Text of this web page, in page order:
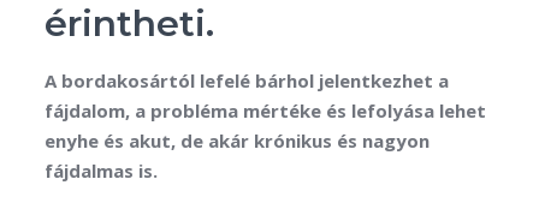
érintheti.
A bordakosártól lefelé bárhol jelentkezhet a
fájdalom, a probléma mértéke és lefolyása lehet
enyhe és akut, de akár krónikus és nagyon
fájdalmas is.